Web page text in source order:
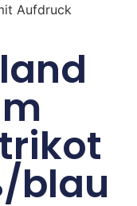
Aufdruck
blau